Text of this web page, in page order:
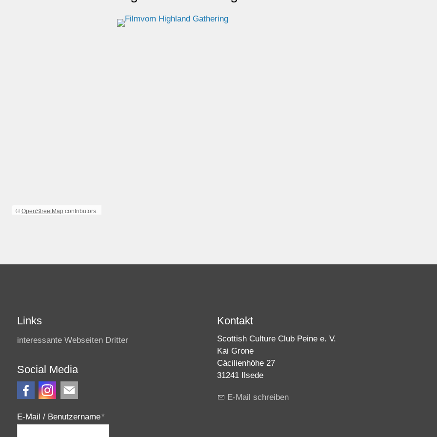
©OpenStreetMap contributors.
Links
interessante Webseiten Dritter
Social Media
E-Mail / Benutzername*
Kontakt
Scottish Culture Club Peine e. V.
Kai Grone
Cäcilienhöhe 27
31241 Ilsede
E-Mail schreiben